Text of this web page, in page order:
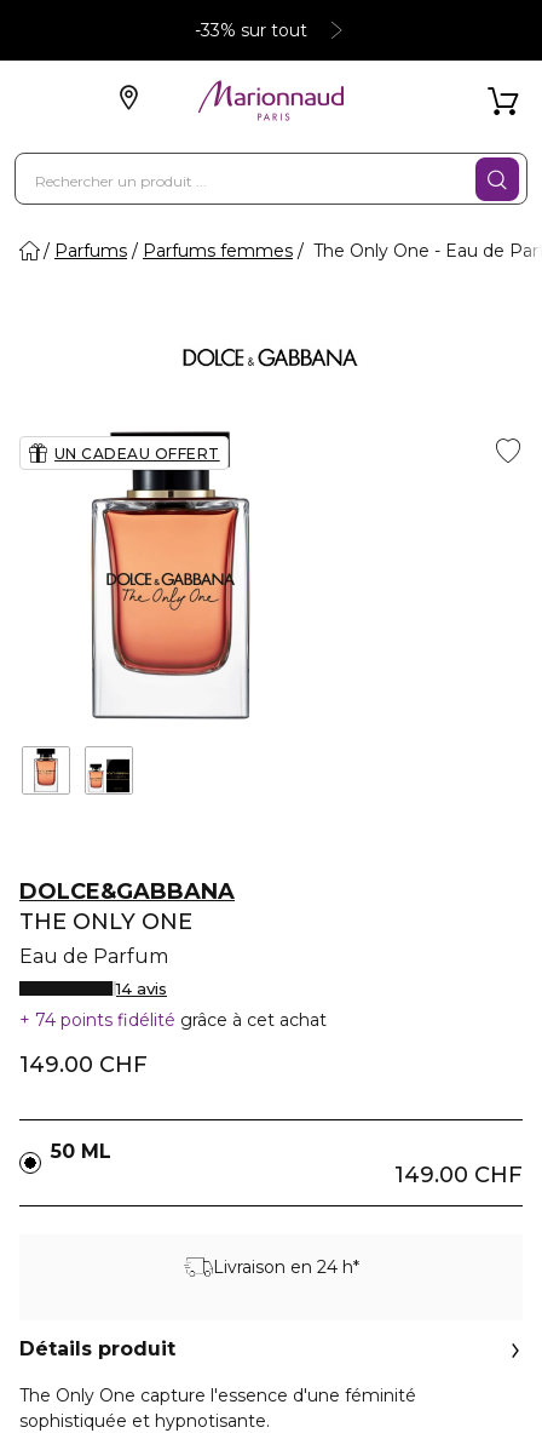
-33% sur tout
Parfums Parfums femmes The Only One - Eau de
UN CADEAU OFFERT
DOLCE&GABBANA
THE ONLY ONE
Eau de Parfum
14 avis
74 points fidélité grâce à cet achat
149.00 CHF
50 ML
149.00 CHF
Livraison en 24 h*
Détails produit
The Only One capture l'essence d'une féminité
sophistiquée et hypnotisante.